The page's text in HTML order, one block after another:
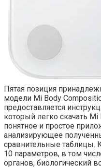
Пятая позиция
модели Mi Body
предоставляется
который легко скачать
понятное и простое
анализирующее
сравнительные
10 параметров, в том
органов, биологический